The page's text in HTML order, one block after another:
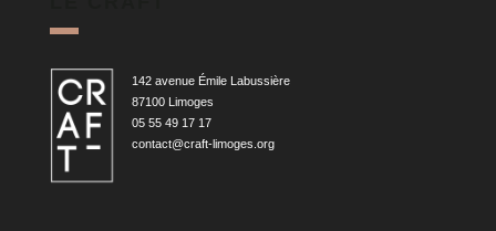
142 avenue Émile Labussière
87100 Limoges
05 55 49 17 17
contact@craft-limoges.org